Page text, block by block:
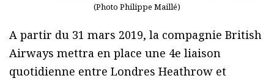
(Photo Philippe Maillé)
A partir du 31 mars 2019, la compagnie British
Airways mettra en place une 4e liaison
quotidienne entre Londres Heathrow et